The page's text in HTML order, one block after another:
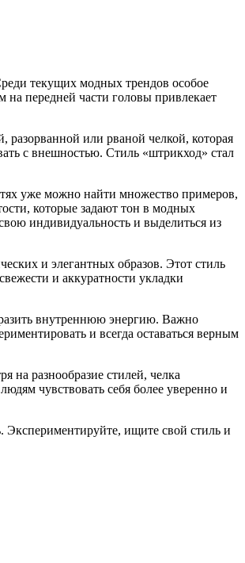
текущих модных трендов особое
на передней части головы привлекает
разорванной или рваной челкой, которая
с внешностью. Стиль «штрикход» стал
уже можно найти множество примеров,
которые задают тон в модных
индивидуальность и выделиться из
и элегантных образов. Этот стиль
и аккуратности укладки
внутреннюю энергию. Важно
и всегда оставаться верным
на разнообразие стилей, челка
чувствовать себя более уверенно и
Экспериментируйте, ищите свой стиль и